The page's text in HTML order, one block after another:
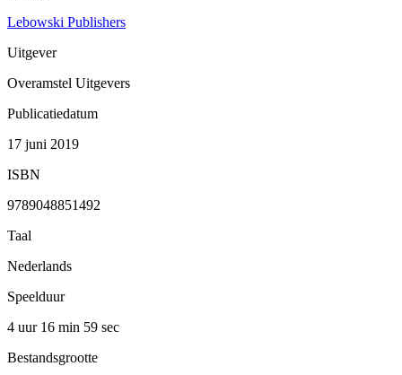
Lebowski Publishers
Uitgever
Overamstel Uitgevers
Publicatiedatum
17 juni 2019
ISBN
9789048851492
Taal
Nederlands
Speelduur
4 uur 16 min 59 sec
Bestandsgrootte